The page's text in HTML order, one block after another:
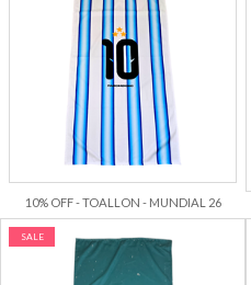
10% OFF - TOALLON - MUNDIAL 26
SALE